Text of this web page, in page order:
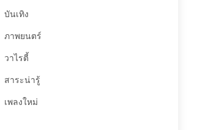
บันเทิง
ภาพยนตร์
วาไรตี้
สาระน่ารู้
เพลงใหม่